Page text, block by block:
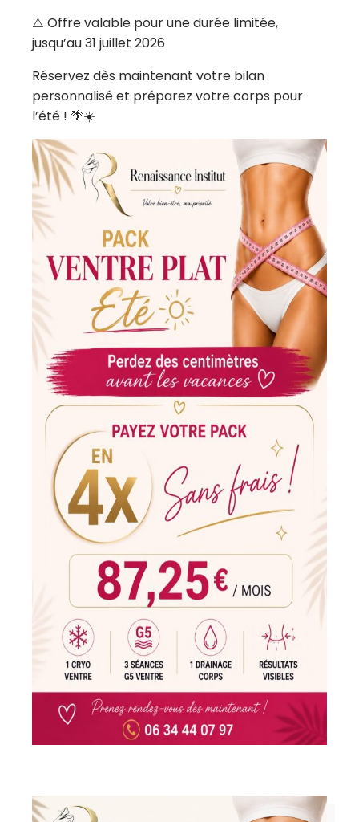
⚠️ Offre valable pour une durée limitée,
jusqu’au 31 juillet 2026
Réservez dès maintenant votre bilan
personnalisé et préparez votre corps pour
l’été ! 🌴☀️